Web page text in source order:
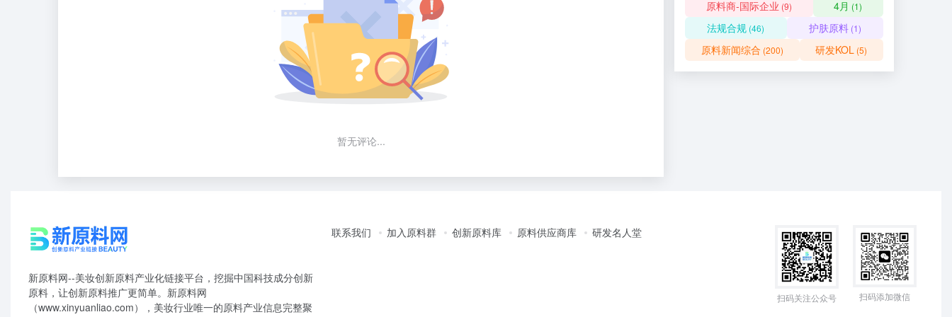
暂无评论...
原料商-国际企业 (9) 4月 (1)
法规合规 (46) 护肤原料(1)
原料新闻综合 (200) 研发KOL (5)
新原料网--美妆创新原料产业化链接平台，挖掘中国科技成分创新
原料，让创新原料推广更简单。新原料网
（www.xinyuanliao.com），美妆行业唯一的原料产业信息完整聚
联系我们 加入原料群 创新原料库 原料供应商库 研发名人堂
扫码关注公众号 扫码添加微信